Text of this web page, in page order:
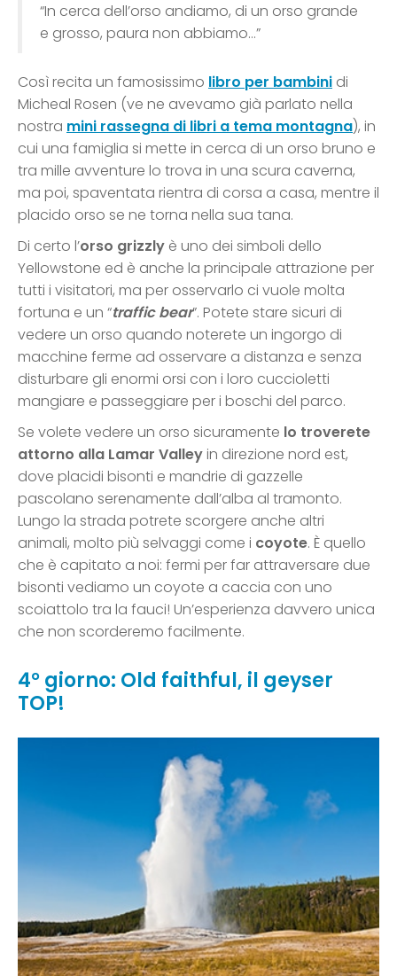
“In cerca dell’orso andiamo, di un orso grande
e grosso, paura non abbiamo…”
Così recita un famosissimo libro per bambini di
Micheal Rosen (ve ne avevamo già parlato nella
nostra mini rassegna di libri a tema montagna), in
cui una famiglia si mette in cerca di un orso bruno e
tra mille avventure lo trova in una scura caverna,
ma poi, spaventata rientra di corsa a casa, mentre il
placido orso se ne torna nella sua tana.
Di certo l’orso grizzly è uno dei simboli dello
Yellowstone ed è anche la principale attrazione per
tutti i visitatori, ma per osservarlo ci vuole molta
fortuna e un “traffic bear”. Potete stare sicuri di
vedere un orso quando noterete un ingorgo di
macchine ferme ad osservare a distanza e senza
disturbare gli enormi orsi con i loro cuccioletti
mangiare e passeggiare per i boschi del parco.
Se volete vedere un orso sicuramente lo troverete
attorno alla Lamar Valleyin direzione nord est,
dove placidi bisonti e mandrie di gazzelle
pascolano serenamente dall’alba al tramonto.
Lungo la strada potrete scorgere anche altri
animali, molto più selvaggi come i coyote. È quello
che è capitato a noi: fermi per far attraversare due
bisonti vediamo un coyote a caccia con uno
scoiattolo tra la fauci! Un’esperienza davvero unica
che non scorderemo facilmente.
4° giorno: Old faithful, il geyser
TOP!